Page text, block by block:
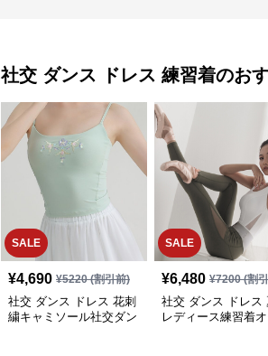
社交 ダンス ドレス 練習着のお
SALE
¥4,690 ¥5220(割引前)
社交 ダンス ドレス 花刺
繍キャミソール社交ダン
SALE
¥6,480 ¥7200(割
社交 ダンス ドレス
レディース練習着